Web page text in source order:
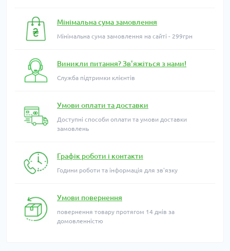
Мінімальна сума замовлення
Мінімальна сума замовлення на сайті - 299грн
Виникли питання? Зв'яжіться з нами!
Служба підтримки клієнтів
Умови оплати та доставки
Доступні способи оплати та умови доставки
замовлень
Графік роботи і контакти
Години роботи та інформація для зв'язку
Умови повернення
повернення товару протягом 14 днів за
домовленністю